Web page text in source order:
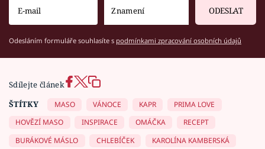
ODESLAT
Odesláním formuláře souhlasíte s podmínkami zpracování osobních údajů
Sdílejte článek
ŠTÍTKY
MASO VÁNOCE KAPR
PRIMA LOVE
HOVĚZÍ MASO
INSPIRACE OMÁČKA
RECEPT
BURÁKOVÉ MÁSLO
CHLEBÍČEK KAROLÍNA KAMBERSKÁ